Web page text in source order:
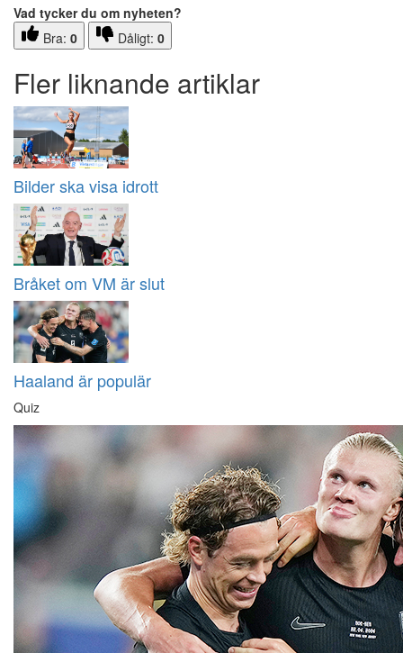
Vad tycker du om nyheten?
Bra: 0 Dåligt: 0
Fler liknande artiklar
Bilder ska visa idrott
Bråket om VM är slut
Haaland är populär
Quiz